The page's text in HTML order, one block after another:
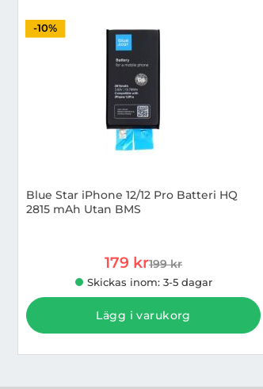
-10%
Blue Star iPhone 12/12 Pro Batteri HQ
2815 mAh Utan BMS
rea pris
179 krtidigare pris
199 kr
Skickas inom: 3-5 dagar
Lägg i varukorg